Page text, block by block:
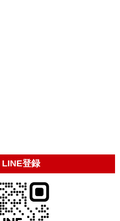
LINE登録